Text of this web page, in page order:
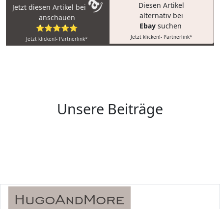
Jetzt diesen Artikel bei
anschauen
⭐⭐⭐⭐⭐
Jetzt klicken!- Partnerlink*
Diesen Artikel
alternativ bei
Ebay suchen
Jetzt klicken!- Partnerlink*
Unsere Beiträge